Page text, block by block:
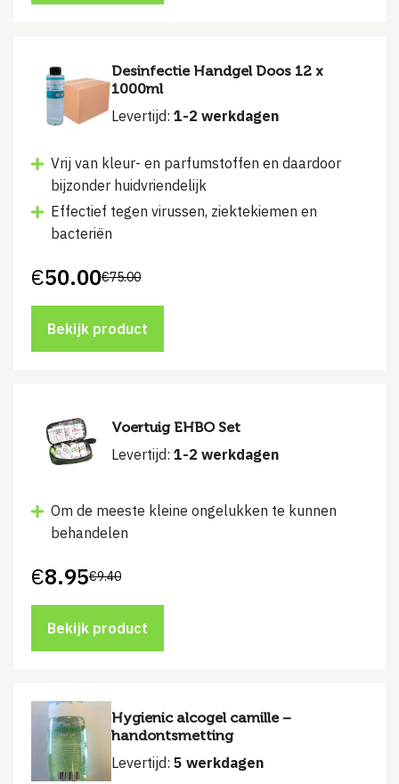
Desinfectie Handgel Doos 12 x
1000ml
Levertijd: 1-2 werkdagen
Vrij van kleur- en parfumstoffen en daardoor
bijzonder huidvriendelijk
Effectief tegen virussen, ziektekiemen en
bacteriën
€75.00
Oorspronkelijke
was:
€75.00.
€50.00
Huidige
is:
€50.00.
Bekijk product
Voertuig EHBO Set
Levertijd: 1-2 werkdagen
Om de meeste kleine ongelukken te kunnen
behandelen
€9.40
Oorspronkelijke
was:
€9.40.
€8.95
Huidige
is:
€8.95.
Bekijk product
Hygienic alcogel camille –
handontsmetting
Levertijd: 5 werkdagen